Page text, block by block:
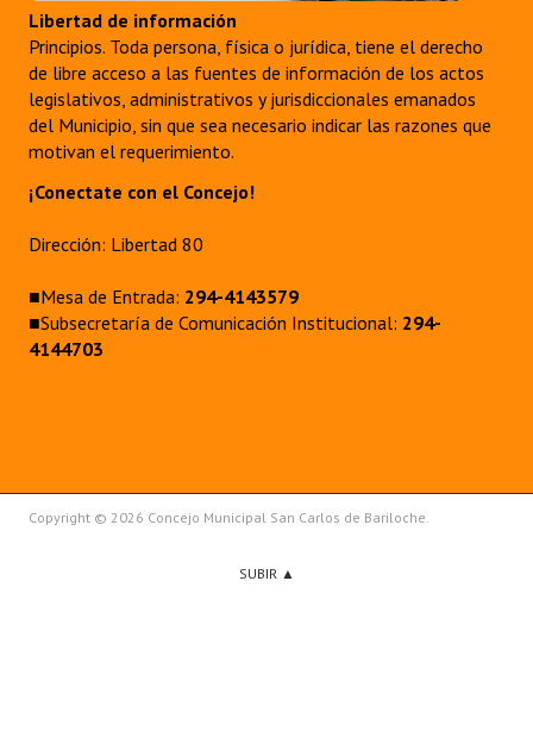
Libertad de información
Principios. Toda persona, física o jurídica, tiene el derecho
de libre acceso a las fuentes de información de los actos
legislativos, administrativos y jurisdiccionales emanados
del Municipio, sin que sea necesario indicar las razones que
motivan el requerimiento.
¡Conectate con el Concejo!
Dirección: Libertad 80
■Mesa de Entrada: 294-4143579
■Subsecretaría de Comunicación Institucional: 294-
4144703
Copyright © 2026 Concejo Municipal San Carlos de Bariloche.
SUBIR ▲